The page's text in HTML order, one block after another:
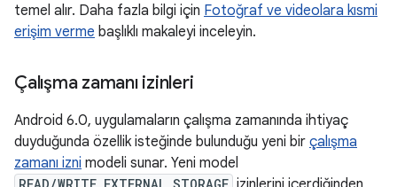
temel alır. Daha fazla bilgi için Fotoğraf ve videolara kısmi
erişim verme başlıklı makaleyi inceleyin.
Çalışma zamanı izinleri
Android 6.0, uygulamaların çalışma zamanında ihtiyaç
duyduğunda özellik isteğinde bulunduğu yeni bir çalışma
zamanı izni modeli sunar. Yeni model